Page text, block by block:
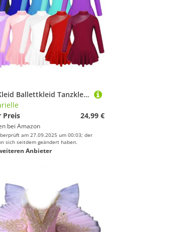
Tanz Kleid Ballettkleid Tanzkleid Garde Eiskunstlaufen Einteiler mit Body, Perlrosa, 158-164
Preis
24,99 €
bei Amazon
am 27.09.2025 um 00:03; der
sich seitdem geändert haben.
Anbieter